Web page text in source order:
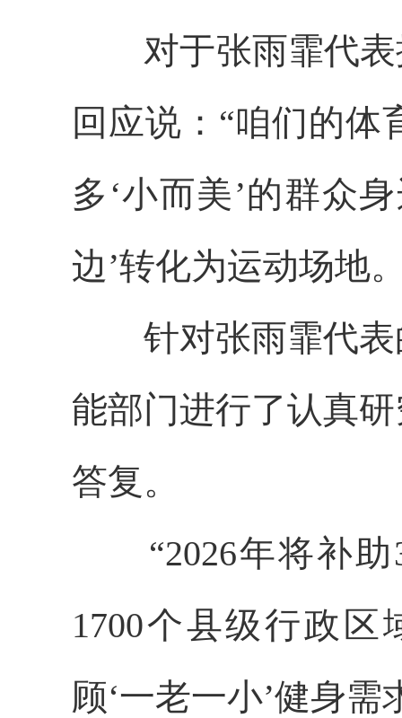
对于张雨霏代表
回应说：“咱们的
多‘小而美’的群众
边’转化为运动场地
针对张雨霏代表
能部门进行了认真
答复。
“2026年将补助
1700个县级行政
顾‘一老一小’健身